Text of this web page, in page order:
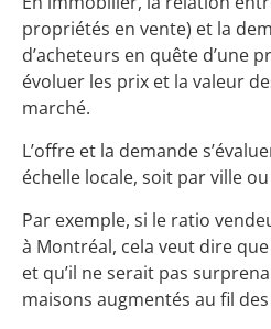
propriétés en vente) et la
d’acheteurs en quête d’une
évoluer les prix et la valeur
marché.
L’offre et la demande
échelle locale, soit par ville
Par exemple, si le ratio
à Montréal, cela veut dire
et qu’il ne serait pas
maisons augmentés au fil